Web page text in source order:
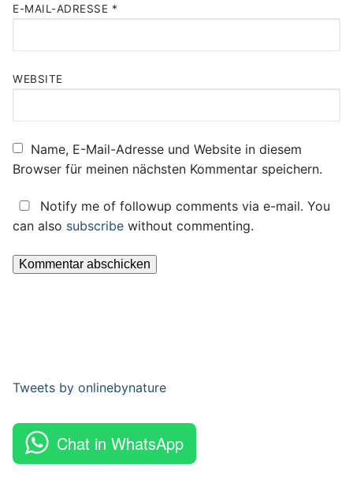
E-MAIL-ADRESSE *
WEBSITE
Name, E-Mail-Adresse und Website in diesem
Browser für meinen nächsten Kommentar speichern.
Notify me of followup comments via e-mail. You
can also subscribe without commenting.
Tweets by onlinebynature
Chat in WhatsApp